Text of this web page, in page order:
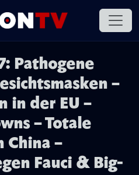
Pathogene
–
in der EU –
– Totale
China –
Fauci & Big-